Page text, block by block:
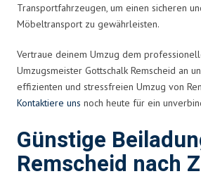
Transportfahrzeugen, um einen sicheren
Möbeltransport zu gewährleisten.
Vertraue deinem Umzug dem
Umzugsmeister Gottschalk Remscheid an
effizienten und stressfreien Umzug von
Kontaktiere uns noch heute für ein
Günstige
Remscheid nach